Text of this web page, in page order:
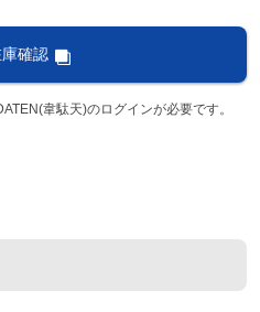
確認
韋駄天)のログインが必要です。